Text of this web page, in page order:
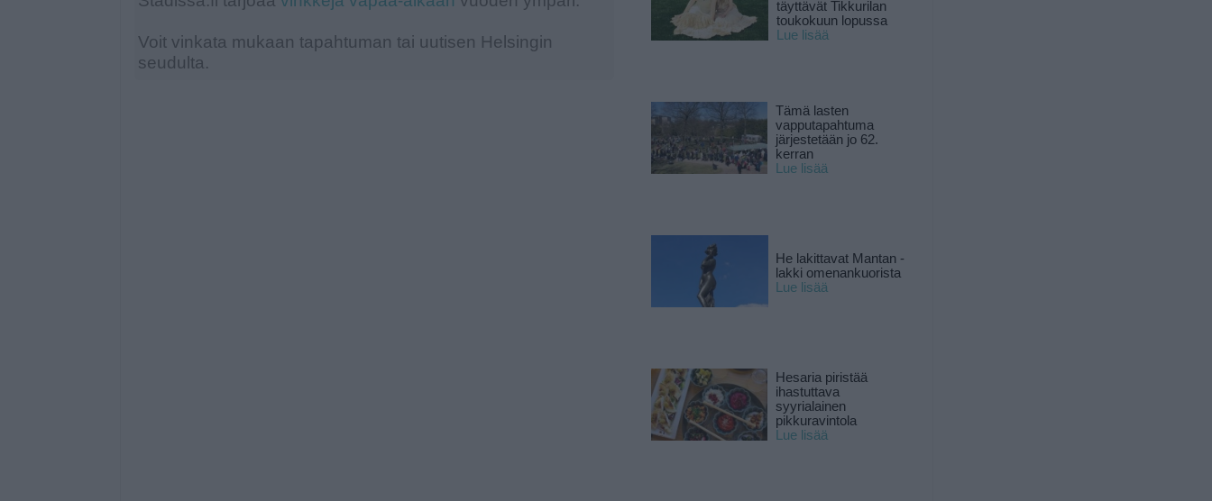
Voit vinkata mukaan tapahtuman tai uutisen Helsingin
seudulta.
täyttävät Tikkurilan
toukokuun lopussa
Lue lisää
Tämä lasten
vapputapahtuma
järjestetään jo 62.
kerran
Lue lisää
He lakittavat Mantan -
lakki omenankuorista
Lue lisää
Hesaria piristää
ihastuttava
syyrialainen
pikkuravintola
Lue lisää